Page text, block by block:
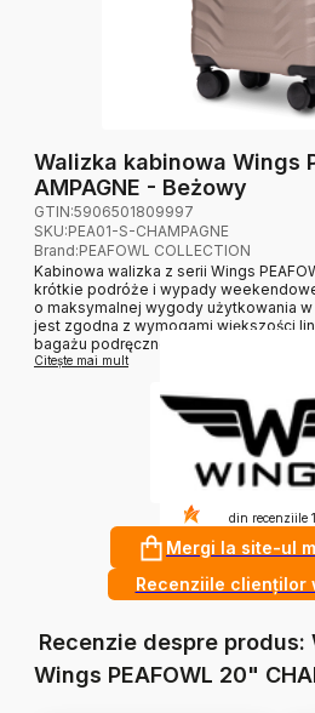
Walizka kabinowa Wings
AMPAGNE - Beżowy
GTIN:5906501809997
SKU:PEA01-S-CHAMPAGNE
Brand:PEAFOWL COLLECTION
Kabinowa walizka z serii Wings
krótkie podróże i wypady
o maksymalnej wygody użytkowania
jest zgodna z wymogami większości
bagażu podręcznego. Ta walizka
Citește mai mult
4.9din recenziile
Mergi la site-ul
Recenziile clienților
Recenzie despre produs:
Wings PEAFOWL 20"